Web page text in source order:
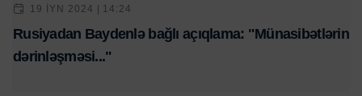
19 IYN 2024 | 14:24
Rusiyadan Baydenlə bağlı açıqlama: "Münasibətlərin
dərinləşməsi..."